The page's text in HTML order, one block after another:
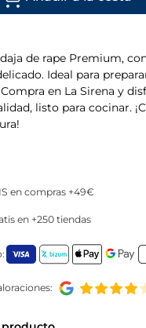
de rape Premium,
Ideal para
en La Sirena y
listo para cocinar.
en compras +49€
en +250 tiendas